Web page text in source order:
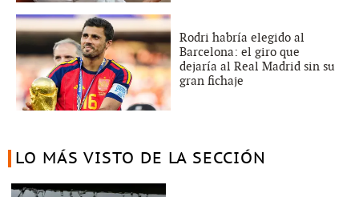
Rodri habría elegido al
Barcelona: el giro que
dejaría al Real Madrid sin su
gran fichaje
LO MÁS VISTO DE LA SECCIÓN